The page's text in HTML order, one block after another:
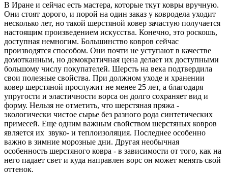
В Иране и сейчас есть мастера, которые ткут ковры вручную.
Они стоят дорого, и порой на один заказ у ковродела уходит
несколько лет, но такой шерстяной ковер зачастую получается
настоящим произведением искусства. Конечно, это роскошь,
доступная немногим. Большинство ковров сейчас
производятся способом. Они почти не уступают в качестве
домотканным, но демократичная цена делает их доступными
большому числу покупателей. Шерсть на века подтвердила
свои полезные свойства. При должном уходе и хранении
ковер шерстяной прослужит не менее 25 лет, а благодаря
упругости и эластичности ворса он долго сохраняет вид и
форму. Нельзя не отметить, что шерстяная пряжа -
экологически чистое сырье без разного рода синтетических
примесей. Еще одним важным свойством шерстяных ковров
является их звуко- и теплоизоляция. Последнее особенно
важно в зимние морозные дни. Другая необычная
особенность шерстяного ковра - в зависимости от того, как на
него падает свет и куда направлен ворс он может менять свой
оттенок.